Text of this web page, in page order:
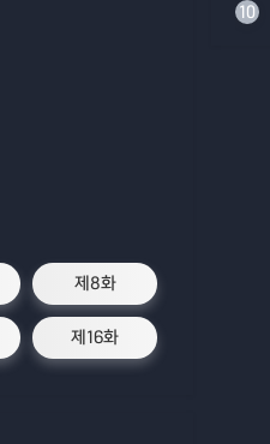
제8화
제16화
10